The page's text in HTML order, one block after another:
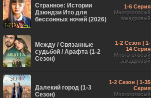
Странное: Истории
Дзюндзи Ито для
бессонных ночей (2026)
1-6 Серия
Многоголосый
закадровый
Между / Связанные
судьбой / Арафта (1-2
Сезон)
1-2 Сезон | 1-
14 Серия
Многоголосый
закадровый
Далекий город (1-3
Сезон)
1-2 Сезон | 1-35
Серия
Многоголосый